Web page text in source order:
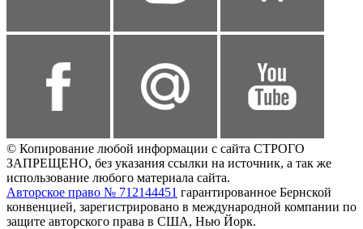
© Копирование любой информации с сайта СТРОГО
ЗАПРЕЩЕНО, без указания ссылки на источник, а так же
использование любого материала сайта.
Авторское право № 712144451 гарантированное Бернской
конвенцией, зарегистрировано в международной компании по
защите авторского права в США, Нью Йорк.